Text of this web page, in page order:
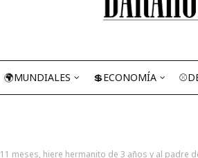
🌍MUNDIALES 💲ECONOMÍA
meses, hiere hermanito de 3 años y al padre